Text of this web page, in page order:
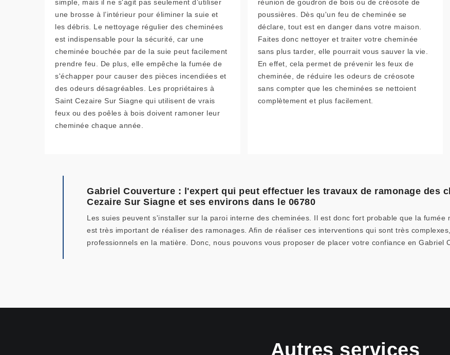
simple, mais il ne s'agit pas seulement d’utiliser
une brosse à l’intérieur pour éliminer la suie et
les débris. Le nettoyage régulier des cheminées
est indispensable pour la sécurité, car une
cheminée bouchée par de la suie peut facilement
prendre feu. De plus, elle empêche la fumée de
s'échapper pour causer des pièces incendiées et
des odeurs désagréables. Les propriétaires à
Saint Cezaire Sur Siagne qui utilisent de vrais
feux ou des poêles à bois doivent ramoner leur
cheminée chaque année.
réunion de goudron de bois ou de créosote de
poussières. Dès qu'un feu de cheminée se
déclare, tout est en danger dans votre maison.
Faites donc nettoyer et traiter votre cheminée
sans plus tarder, elle pourrait vous sauver la vie.
En effet, cela permet de prévenir les feux de
cheminée, de réduire les odeurs de créosote
sans compter que les cheminées se nettoient
complètement et plus facilement.
Gabriel Couverture : l'expert qui peut effectuer les travaux de ramonage des
Cezaire Sur Siagne et ses environs dans le 06780
Les suies peuvent s'installer sur la paroi interne des cheminées. Il est donc fort probable que la
est très important de réaliser des ramonages. Afin de réaliser ces interventions qui sont très
professionnels en la matière. Donc, nous pouvons vous proposer de placer votre confiance en Gabriel
Autres services